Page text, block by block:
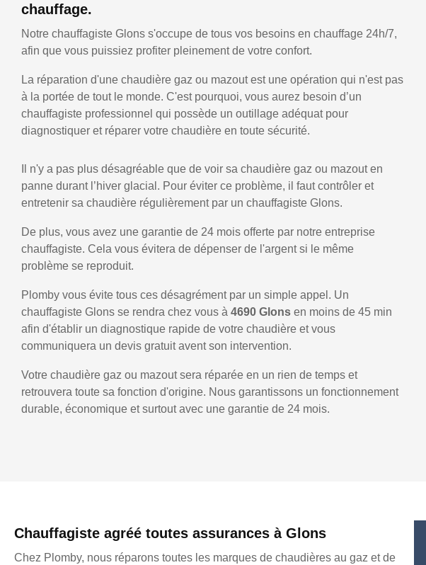
chauffage.
Notre chauffagiste Glons s'occupe de tous vos besoins en chauffage 24h/7,
afin que vous puissiez profiter pleinement de votre confort.
La réparation d'une chaudière gaz ou mazout est une opération qui n'est pas
à la portée de tout le monde. C'est pourquoi, vous aurez besoin d’un
chauffagiste professionnel qui possède un outillage adéquat pour
diagnostiquer et réparer votre chaudière en toute sécurité.
Il n'y a pas plus désagréable que de voir sa chaudière gaz ou mazout en
panne durant l’hiver glacial. Pour éviter ce problème, il faut contrôler et
entretenir sa chaudière régulièrement par un chauffagiste Glons.
De plus, vous avez une garantie de 24 mois offerte par notre entreprise
chauffagiste. Cela vous évitera de dépenser de l'argent si le même
problème se reproduit.
Plomby vous évite tous ces désagrément par un simple appel. Un
chauffagiste Glons se rendra chez vous à 4690 Glons en moins de 45 min
afin d'établir un diagnostique rapide de votre chaudière et vous
communiquera un devis gratuit avent son intervention.
Votre chaudière gaz ou mazout sera réparée en un rien de temps et
retrouvera toute sa fonction d'origine. Nous garantissons un fonctionnement
durable, économique et surtout avec une garantie de 24 mois.
Chauffagiste agréé toutes assurances à Glons
Chez Plomby, nous réparons toutes les marques de chaudières au gaz et de